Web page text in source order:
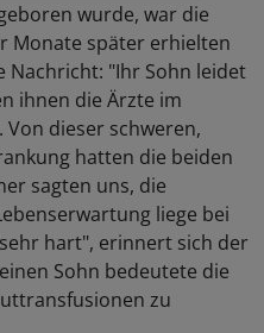
wurde, war die
Monate später erhielten
Nachricht: "Ihr Sohn leidet
ihnen die Ärzte im
dieser schweren,
hatten die beiden
sagten uns, die
liege bei
hart", erinnert sich der
Sohn bedeutete die
zu